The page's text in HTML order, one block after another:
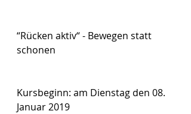
“Rücken aktiv“ - Bewegen statt
schonen
Kursbeginn: am Dienstag den 08.
Januar 2019